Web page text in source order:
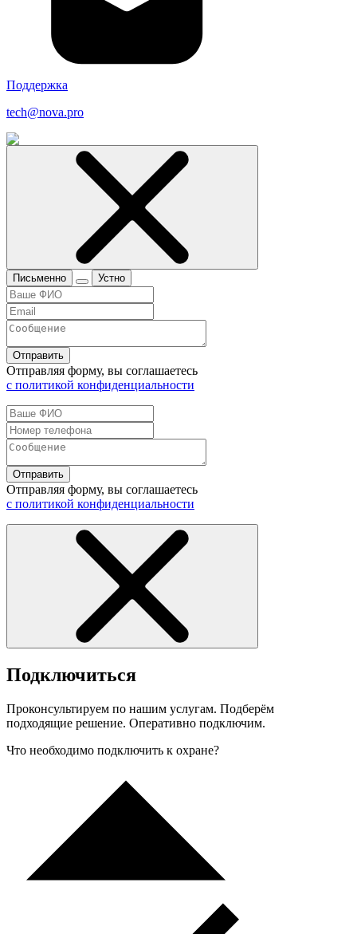
Поддержка
tech@nova.pro
Письменно Устно
Отправить
Отправляя форму, вы соглашаетесь
с политикой конфиденциальности
Отправить
Отправляя форму, вы соглашаетесь
с политикой конфиденциальности
Подключиться
Проконсультируем по нашим услугам. Подберём
подходящие решение. Оперативно подключим.
Что необходимо подключить к охране?